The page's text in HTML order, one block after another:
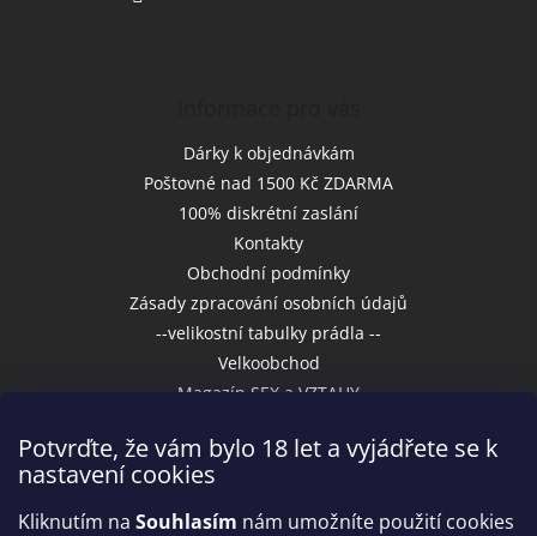
Potvrďte, že vám bylo 18 let a vyjádřete se k
nastavení cookies
Kliknutím na Souhlasím nám umožníte použití cookies
Dárky k objednávkám
Poštovné nad 1500 Kč ZDARMA
100% diskrétní zaslání
Kontakty
Obchodní podmínky
Zásady zpracování osobních údajů
--velikostní tabulky prádla --
Velkoobchod
Magazín SEX a VZTAHY
Přijímáme online platby